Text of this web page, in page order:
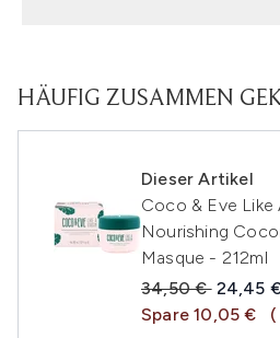
HÄUFIG ZUSAMMEN
Dieser Artikel
Coco & Eve Like
Nourishing
Masque - 212ml
Unverbindliche
34,50 € 24,45
Spare 10,05 €